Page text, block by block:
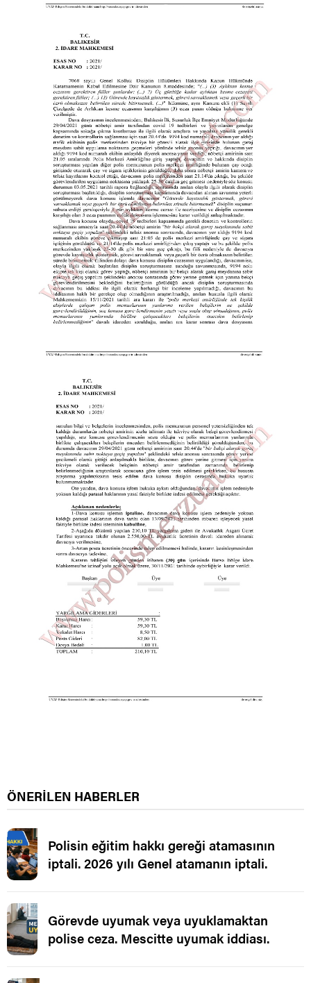
ÖNERİLEN HABERLER
Polisin eğitim hakkı gereği atamasının
iptali. 2026 yılı Genel atamanın iptali.
Görevde uyumak veya uyuklamaktan
polise ceza. Mescitte uyumak iddiası.